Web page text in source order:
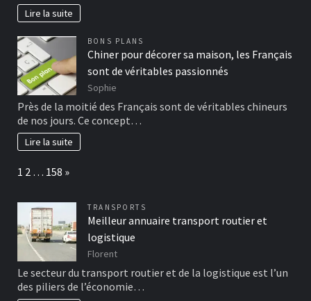
Lire la suite
BONS PLANS
Chiner pour décorer sa maison, les Français
sont de véritables passionnés
Sophie
Près de la moitié des Français sont de véritables chineurs
de nos jours. Ce concept…
Lire la suite
Page:
1 2 … 158 Next
»
TRANSPORTS
Meilleur annuaire transport routier et
logistique
Florent
Le secteur du transport routier et de la logistique est l’un
des piliers de l’économie…